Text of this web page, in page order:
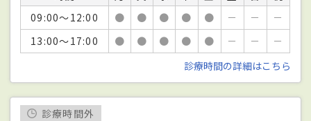
09:00～12:00
● ● ● ● ● － －
－
13:00～17:00
● ● ● ● ● － －
－
診療時間の詳細はこちら
診療時間外